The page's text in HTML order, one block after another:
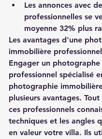
Les annonces avec
professionnelles se
moyenne 32% plus
Les avantages d'une
immobilière
Engager un photographe
professionnel spécialisé
photographie
plusieurs avantages.
ces professionnels
techniques et les angles
en valeur votre villa. Ils